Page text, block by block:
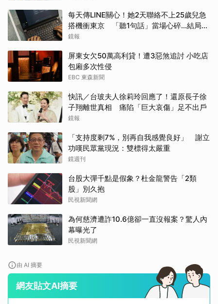
每天傳LINE關心！她2天聯絡不上25歲兒急
搭機衝東京 「聽1句話」當場心碎...結局看
哭網
鏡報
屏東女欠50萬高利貸！遭3惡煞追討 小吃店
包廂多次性侵
EBC 東森新聞
快訊／台玻夫人徐莉玲回應了！還原長子徐
子翔離世真相 痛陷「巨大哀傷」足不出戶
鏡報
「支持度剩7%，別再自我感覺良好」 謝立
功嘆民眾黨現況：雙標得太嚴重
鏡週刊
台股大彈千點是假象？杜金龍警告「2類
股」別久抱
民視新聞網
為何慈濟遭詐10.6億卻一直沒報案？驚人內
幕曝光了
民視新聞網
由 AI 摘要
網友貼文AI摘要